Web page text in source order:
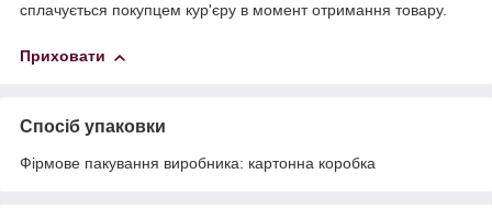
сплачується покупцем кур'єру в момент отримання товару.
Приховати
Спосіб упаковки
Фірмове пакування виробника: картонна коробка